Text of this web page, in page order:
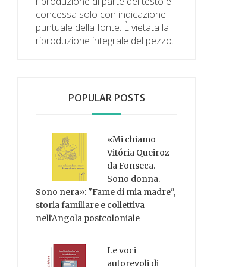
concessa solo con indicazione
puntuale della fonte. È vietata la
riproduzione integrale del pezzo.
POPULAR POSTS
«Mi chiamo
Vitória Queiroz
da Fonseca.
Sono donna.
Sono nera»: "Fame di mia madre",
storia familiare e collettiva
nell'Angola postcoloniale
Le voci
autorevoli di